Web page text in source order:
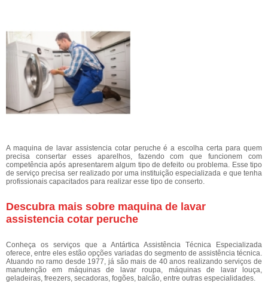
A maquina de lavar assistencia cotar peruche é a escolha certa para quem
precisa consertar esses aparelhos, fazendo com que funcionem com
competência após apresentarem algum tipo de defeito ou problema. Esse tipo
de serviço precisa ser realizado por uma instituição especializada e que tenha
profissionais capacitados para realizar esse tipo de conserto.
Descubra mais sobre maquina de lavar
assistencia cotar peruche
Conheça os serviços que a Antártica Assistência Técnica Especializada
oferece, entre eles estão opções variadas do segmento de assistência técnica.
Atuando no ramo desde 1977, já são mais de 40 anos realizando serviços de
manutenção em máquinas de lavar roupa, máquinas de lavar louça,
geladeiras, freezers, secadoras, fogões, balcão, entre outras especialidades.